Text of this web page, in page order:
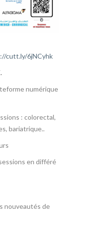
cutt.ly/6jNCyhk
numérique
: colorectal,
bariatrique..
en différé
nouveautés de